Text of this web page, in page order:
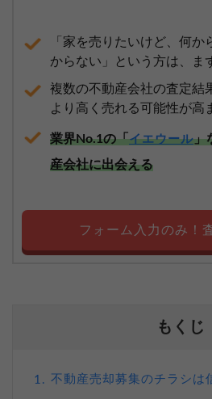
「家を売りたいけど、何
からない」という方は、ま
複数の不動産会社の査定結
より高く売れる可能性が高
業界No.1の「イエウール」
産会社に出会える
フォーム入力のみ！
もくじ
1. 不動産売却募集のチラシは